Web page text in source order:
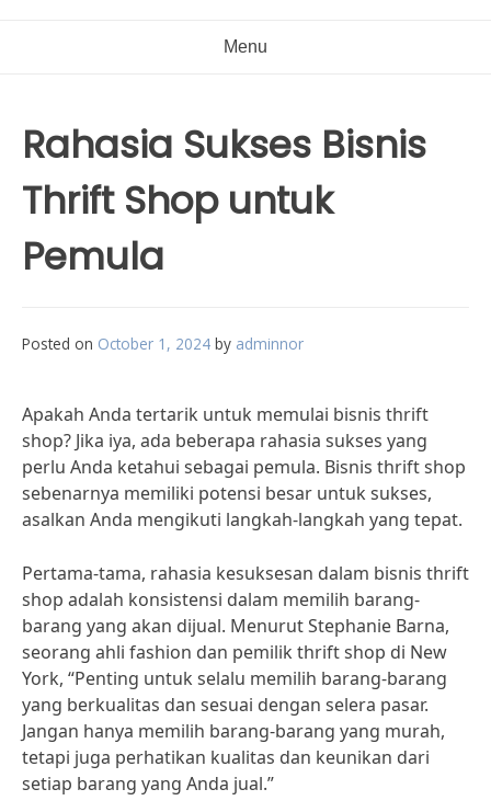
Menu
Rahasia Sukses Bisnis
Thrift Shop untuk
Pemula
Posted on October 1, 2024 by adminnor
Apakah Anda tertarik untuk memulai bisnis thrift
shop? Jika iya, ada beberapa rahasia sukses yang
perlu Anda ketahui sebagai pemula. Bisnis thrift shop
sebenarnya memiliki potensi besar untuk sukses,
asalkan Anda mengikuti langkah-langkah yang tepat.
Pertama-tama, rahasia kesuksesan dalam bisnis thrift
shop adalah konsistensi dalam memilih barang-
barang yang akan dijual. Menurut Stephanie Barna,
seorang ahli fashion dan pemilik thrift shop di New
York, “Penting untuk selalu memilih barang-barang
yang berkualitas dan sesuai dengan selera pasar.
Jangan hanya memilih barang-barang yang murah,
tetapi juga perhatikan kualitas dan keunikan dari
setiap barang yang Anda jual.”